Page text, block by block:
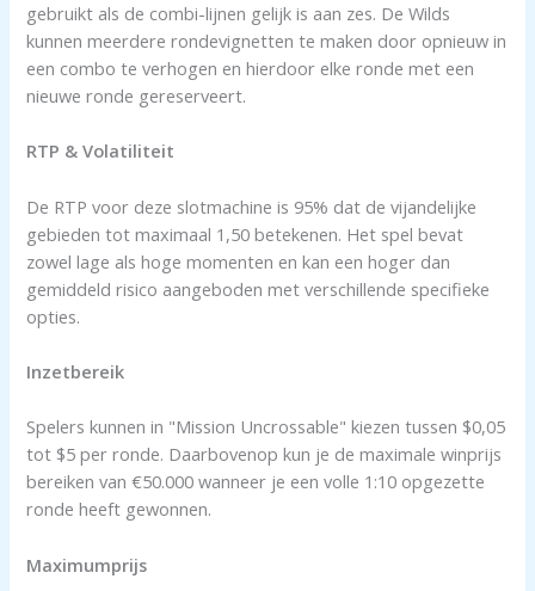
gebruikt als de combi-lijnen gelijk is aan zes. De Wilds
kunnen meerdere rondevignetten te maken door opnieuw in
een combo te verhogen en hierdoor elke ronde met een
nieuwe ronde gereserveert.
RTP & Volatiliteit
De RTP voor deze slotmachine is 95% dat de vijandelijke
gebieden tot maximaal 1,50 betekenen. Het spel bevat
zowel lage als hoge momenten en kan een hoger dan
gemiddeld risico aangeboden met verschillende specifieke
opties.
Inzetbereik
Spelers kunnen in "Mission Uncrossable" kiezen tussen $0,05
tot $5 per ronde. Daarbovenop kun je de maximale winprijs
bereiken van €50.000 wanneer je een volle 1:10 opgezette
ronde heeft gewonnen.
Maximumprijs